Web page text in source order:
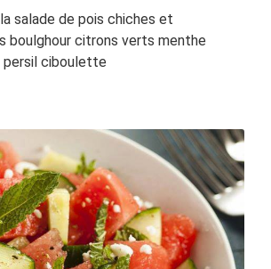
salade de pois chiches et
boulghour citrons verts menthe
persil ciboulette